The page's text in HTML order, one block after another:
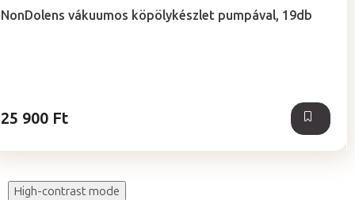
NonDolens vákuumos köpölykészlet pumpával, 19db
átlagos
25 900 Ft
High-contrast mode